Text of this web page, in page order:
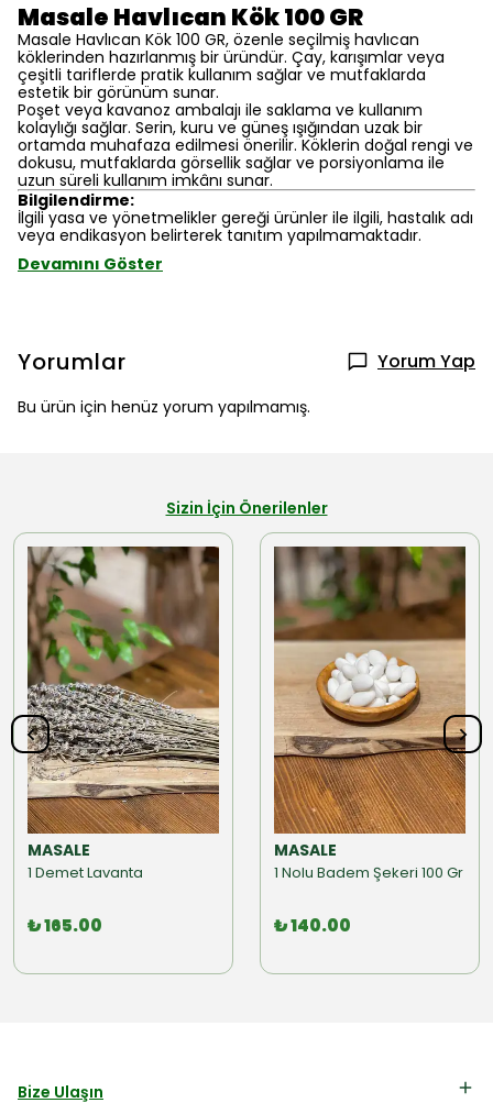
Masale Havlıcan Kök 100 GR
Masale Havlıcan Kök 100 GR, özenle seçilmiş havlıcan
köklerinden hazırlanmış bir üründür. Çay, karışımlar veya
çeşitli tariflerde pratik kullanım sağlar ve mutfaklarda
estetik bir görünüm sunar.
Poşet veya kavanoz ambalajı ile saklama ve kullanım
kolaylığı sağlar. Serin, kuru ve güneş ışığından uzak bir
ortamda muhafaza edilmesi önerilir. Köklerin doğal rengi ve
dokusu, mutfaklarda görsellik sağlar ve porsiyonlama ile
uzun süreli kullanım imkânı sunar.
Bilgilendirme:
İlgili yasa ve yönetmelikler gereği ürünler ile ilgili, hastalık adı
veya endikasyon belirterek tanıtım yapılmamaktadır.
Devamını Göster
Yorumlar Yorum Yap
Bu ürün için henüz yorum yapılmamış.
Sizin İçin Önerilenler
MASALE
1 Demet Lavanta
₺ 165.00
MASALE
1 Nolu Badem Şekeri 100 Gr
₺ 140.00
Bize Ulaşın